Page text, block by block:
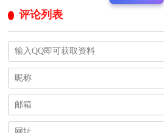
评论列表